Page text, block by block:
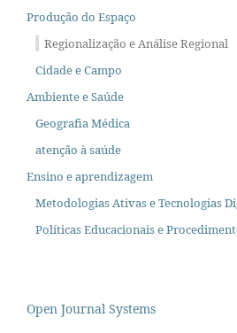
Produção do Espaço
Regionalização e Análise Regional
Cidade e Campo
Ambiente e Saúde
Geografia Médica
atenção à saúde
Ensino e aprendizagem
Metodologias Ativas e Tecnologias
Políticas Educacionais e
Open Journal Systems